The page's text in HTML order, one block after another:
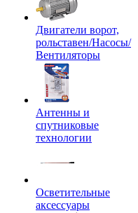
Двигатели ворот,
рольставен/Насосы/
Вентиляторы
Антенны и
спутниковые
технологии
Осветительные
аксессуары